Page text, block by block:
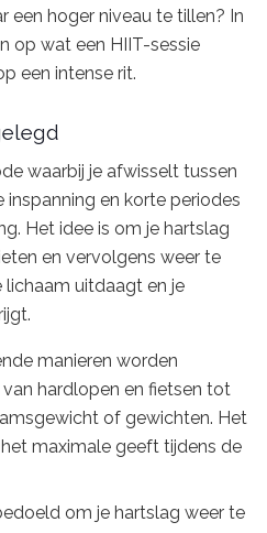
een hoger niveau te tillen? In
op wat een HIIT-sessie
een intense rit.
waarbij je afwisselt tussen
inspanning en korte periodes
Het idee is om je hartslag
en vervolgens weer te
lichaam uitdaagt en je
manieren worden
hardlopen en fietsen tot
of gewichten. Het
maximale geeft tijdens de
om je hartslag weer te